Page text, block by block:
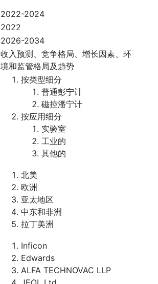
2022-2024
2022
2026-2034
收入预测、竞争格局、增长因素、环
境和监管格局及趋势
按类型细分
普通彭宁计
磁控潘宁计
按应用细分
实验室
工业的
其他的
北美
欧洲
亚太地区
中东和非洲
拉丁美洲
Inficon
Edwards
ALFA TECHNOVAC LLP